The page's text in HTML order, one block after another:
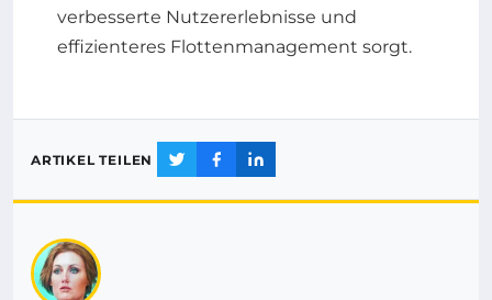
verbesserte Nutzererlebnisse und
effizienteres Flottenmanagement sorgt.
ARTIKEL TEILEN